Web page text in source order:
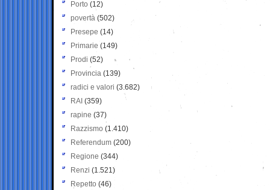
Porto (12)
povertà (502)
Presepe (14)
Primarie (149)
Prodi (52)
Provincia (139)
radici e valori (3.682)
RAI (359)
rapine (37)
Razzismo (1.410)
Referendum (200)
Regione (344)
Renzi (1.521)
Repetto (46)